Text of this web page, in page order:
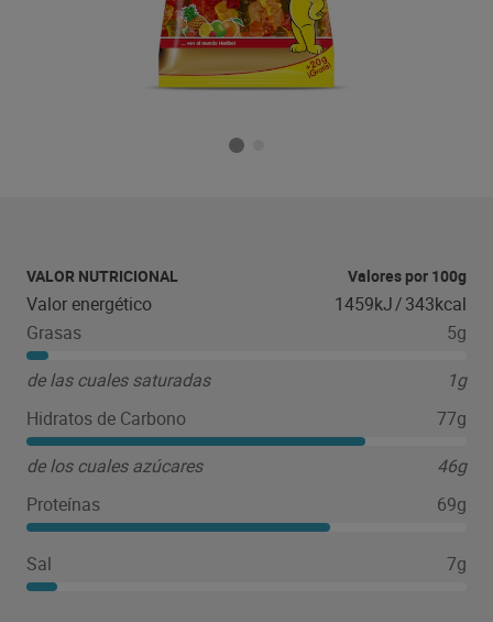
VALOR NUTRICIONAL Valores por 100g
Valor energético 1459kJ/343kcal
Grasas
5g
de las cuales saturadas
1g
Hidratos de Carbono
77g
de los cuales azúcares
46g
Proteínas
69g
Sal 7g